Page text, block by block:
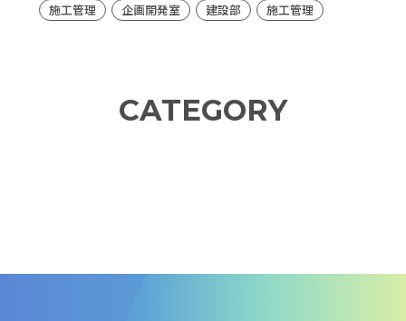
施工管理
企画開発室 建設部 施工管理
CATEGORY